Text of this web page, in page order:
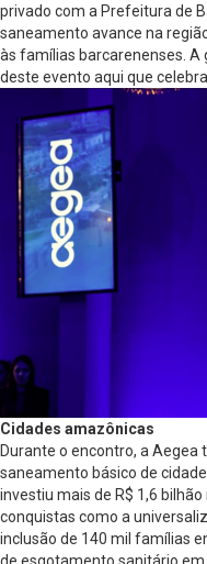
privado com a Prefeitura de
saneamento avance na
às famílias barcarenenses.
deste evento aqui que
Cidades amazônicas
Durante o encontro, a
saneamento básico de
investiu mais de R$ 1,6
conquistas como a
inclusão de 140 mil famílias
de esgotamento sanitário